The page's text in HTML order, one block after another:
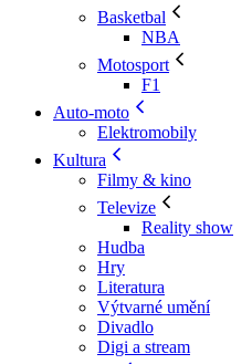
Basketbal
NBA
Motosport
F1
Auto-moto
Elektromobily
Kultura
Filmy & kino
Televize
Reality show
Hudba
Hry
Literatura
Výtvarné umění
Divadlo
Digi a stream